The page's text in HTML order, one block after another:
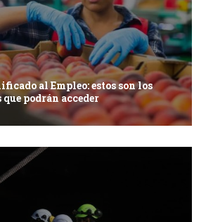
al Empleo: estos son los
que podrán acceder